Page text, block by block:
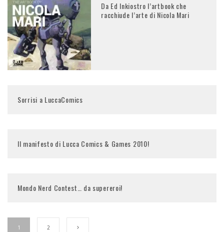
Da Ed Inkiostro l’artbook che
racchiude l’arte di Nicola Mari
Sorrisi a LuccaComics
Il manifesto di Lucca Comics & Games 2010!
Mondo Nerd Contest… da supereroi!
1 2